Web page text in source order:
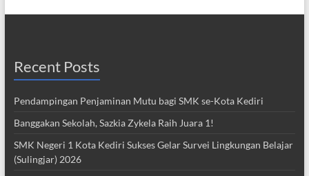
Recent Posts
Pendampingan Penjaminan Mutu bagi SMK se-Kota Kediri
Banggakan Sekolah, Sazkia Zykela Raih Juara 1!
SMK Negeri 1 Kota Kediri Sukses Gelar Survei Lingkungan Belajar
(Sulingjar) 2026